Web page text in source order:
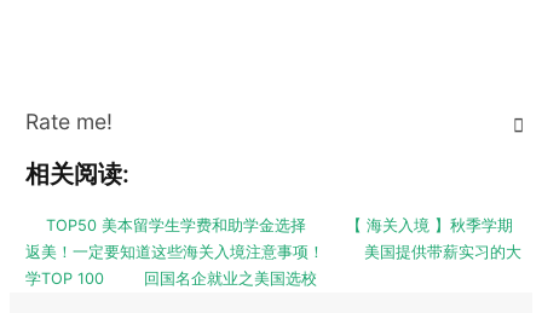
Rate me!
相关阅读:
TOP50 美本留学生学费和助学金选择
【 海关入境 】秋季学期
返美！一定要知道这些海关入境注意事项！
美国提供带薪实习的大
学TOP 100
回国名企就业之美国选校